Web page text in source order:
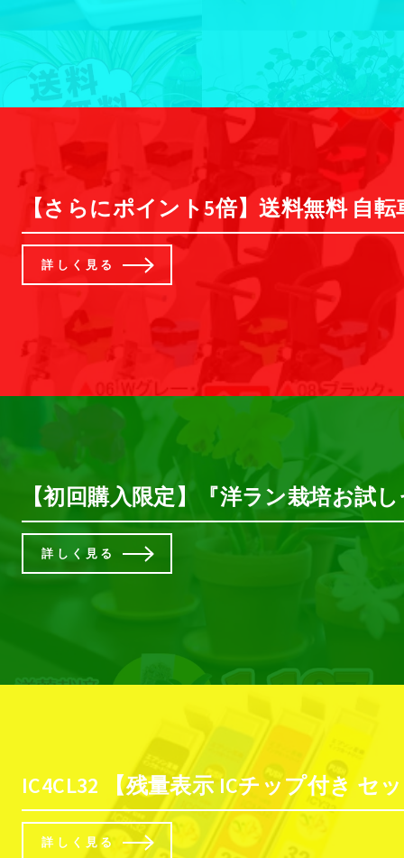
【さらにポイント5倍】送料無料 自
詳しく見る
【初回購入限定】『洋ラン栽培お試
詳しく見る
IC4CL32 【残量表示 ICチップ付き セ
詳しく見る